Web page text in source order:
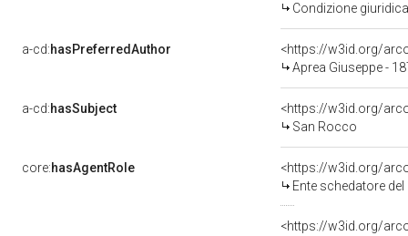
Condizione
a-cd:hasPreferredAuthor
<https://w3id.org/
Aprea Giuseppe -
a-cd:hasSubject
<https://w3id.org/
San Rocco
core:hasAgentRole
<https://w3id.org/
Ente schedatore del
<https://w3id.org/